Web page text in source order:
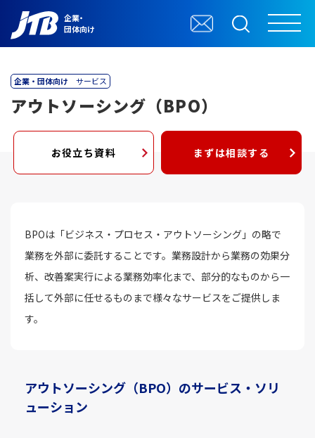
企業・
団体向け
企業・団体向け サービス
アウトソーシング（BPO）
お役立ち資料 まずは相談する
BPOは「ビジネス・プロセス・アウトソーシング」の略で
業務を外部に委託することです。業務設計から業務の効果分
析、改善案実行による業務効率化まで、部分的なものから一
括して外部に任せるものまで様々なサービスをご提供しま
す。
アウトソーシング（BPO）のサービス・ソリ
ューション